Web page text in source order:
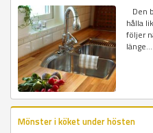
Den
hålla
följer
länge...
Mönster i köket under hösten